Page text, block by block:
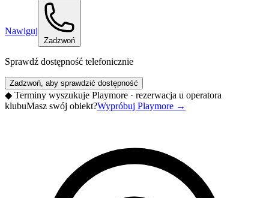
Nawiguj
Zadzwoń
Sprawdź dostępność telefonicznie
Zadzwoń, aby sprawdzić dostępność
◆ Terminy wyszukuje Playmore · rezerwacja u operatora
klubuMasz swój obiekt?Wypróbuj Playmore →